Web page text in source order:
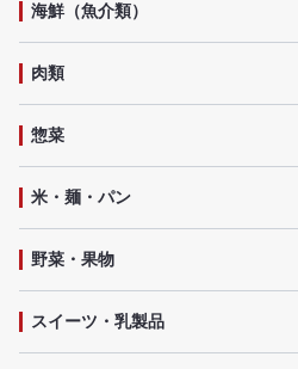
海鮮（魚介類）
肉類
惣菜
米・麺・パン
野菜・果物
スイーツ・乳製品